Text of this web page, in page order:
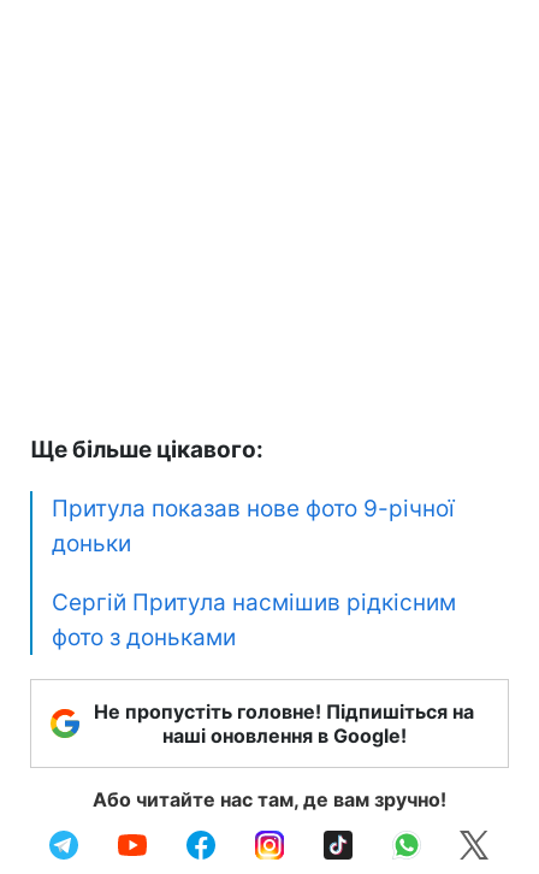
Ще більше цікавого:
Притула показав нове фото 9-річної
доньки
Сергій Притула насмішив рідкісним
фото з доньками
Не пропустіть головне! Підпишіться на
наші оновлення в Google!
Або читайте нас там, де вам зручно!